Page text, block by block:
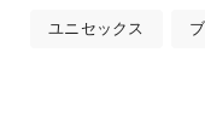
ユニセックス